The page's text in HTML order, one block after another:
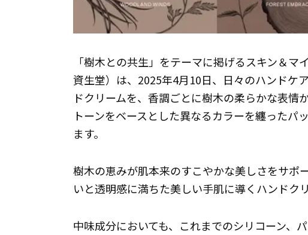
「樹木との共生」をテーマに掲げるスキン＆マ
資生堂）は、2025年4月10日、日々のハンドケ
ドクリームを、香調ごとに樹木の柔らかな表情
トーンをベースとした異なるカラーを纏ったパ
ます。
樹木の恵みが肌本来のすこやかな美しさをサポ
いと透明感に満ちた美しい手肌に導くハンドクリ
中味成分においても、これまでのシリコーン、